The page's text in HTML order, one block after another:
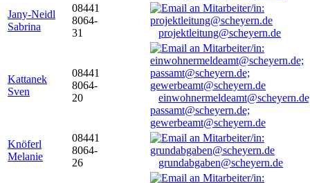
Jany-Neidl
Sabrina
08441
8064-
31
projektleitung@scheyern.de
Kattanek
Sven
08441
8064-
20
passamt@scheyern.de;
gewerbeamt@scheyern.de
Knöferl
Melanie
08441
8064-
26
grundabgaben@scheyern.de